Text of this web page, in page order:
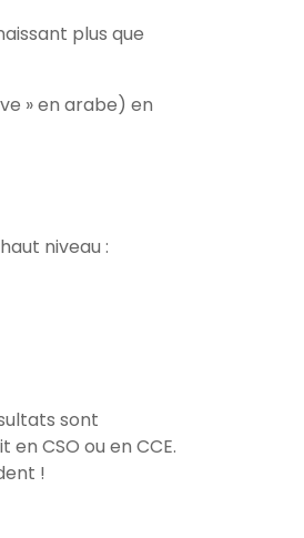
plus que
» en arabe) en
niveau :
sont
CSO ou en CCE.
!